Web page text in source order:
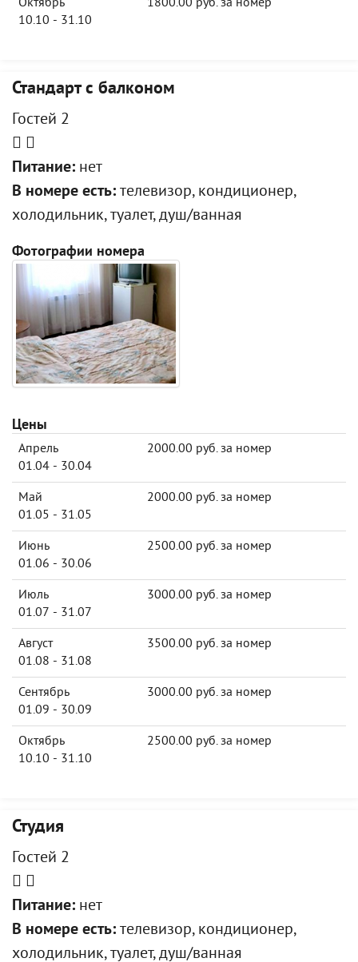
Октябрь
10.10 - 31.10
1800.00 руб. за номер
Стандарт с балконом
Гостей 2
Питание: нет
В номере есть: телевизор, кондиционер,
холодильник, туалет, душ/ванная
Фотографии номера
Цены
Апрель
01.04 - 30.04
2000.00 руб. за номер
Май
01.05 - 31.05
2000.00 руб. за номер
Июнь
01.06 - 30.06
2500.00 руб. за номер
Июль
01.07 - 31.07
3000.00 руб. за номер
Август
01.08 - 31.08
3500.00 руб. за номер
Сентябрь
01.09 - 30.09
3000.00 руб. за номер
Октябрь
10.10 - 31.10
2500.00 руб. за номер
Студия
Гостей 2
Питание: нет
В номере есть: телевизор, кондиционер,
холодильник, туалет, душ/ванная